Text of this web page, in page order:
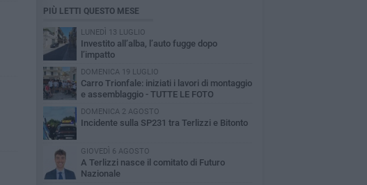
PIÙ LETTI QUESTO MESE
LUNEDÌ 13 LUGLIO
Investito all’alba, l’auto fugge dopo
l’impatto
DOMENICA 19 LUGLIO
Carro Trionfale: iniziati i lavori di montaggio
e assemblaggio - TUTTE LE FOTO
DOMENICA 2 AGOSTO
Incidente sulla SP231 tra Terlizzi e Bitonto
GIOVEDÌ 6 AGOSTO
A Terlizzi nasce il comitato di Futuro
Nazionale